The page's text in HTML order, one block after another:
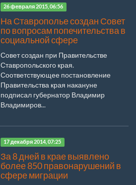
26 февраля 2015, 06:56
На Ставрополье создан Совет
по вопросам попечительства в
социальной сфере
Совет создан при Правительстве
Ставропольского края.
Соответствующее постановление
Правительства края накануне
подписал губернатор Владимир
Владимиров...
17 декабря 2014, 07:25
За 8 дней в крае выявлено
более 850 правонарушений в
сфере миграции